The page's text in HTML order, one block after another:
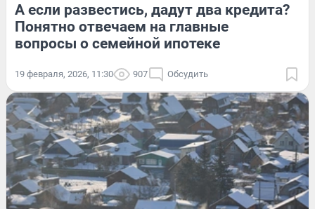
А если развестись, дадут два кредита?
Понятно отвечаем на главные
вопросы о семейной ипотеке
19 февраля, 2026, 11:30 907 Обсудить